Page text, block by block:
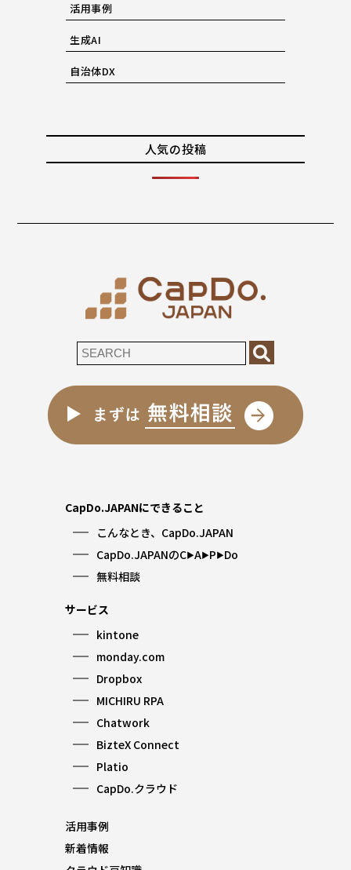
活用事例
生成AI
自治体DX
人気の投稿
CapDo.JAPANにできること
こんなとき、CapDo.JAPAN
CapDo.JAPANのC▶︎A▶︎P▶︎Do
無料相談
サービス
kintone
monday.com
Dropbox
MICHIRU RPA
Chatwork
BizteX Connect
Platio
CapDo.クラウド
活用事例
新着情報